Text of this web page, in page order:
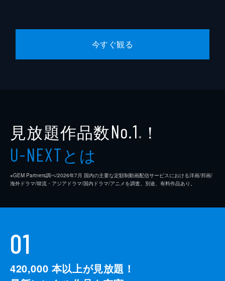
今すぐ観る
見放題作品数No.1 ※ ！
U-NEXTとは
※GEM Partners調べ/2026年7⽉ 国内の主要な定額制動画配信サービスにおける洋画/邦画/
海外ドラマ/韓流・アジアドラマ/国内ドラマ/アニメを調査。別途、有料作品あり。
01
420,000 本以上が見放題！